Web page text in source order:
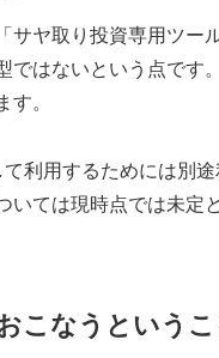
サヤ取り投資専用ツー
ではないという点です
す。
利用するためには別
いては現時点では未定
こなうというこ